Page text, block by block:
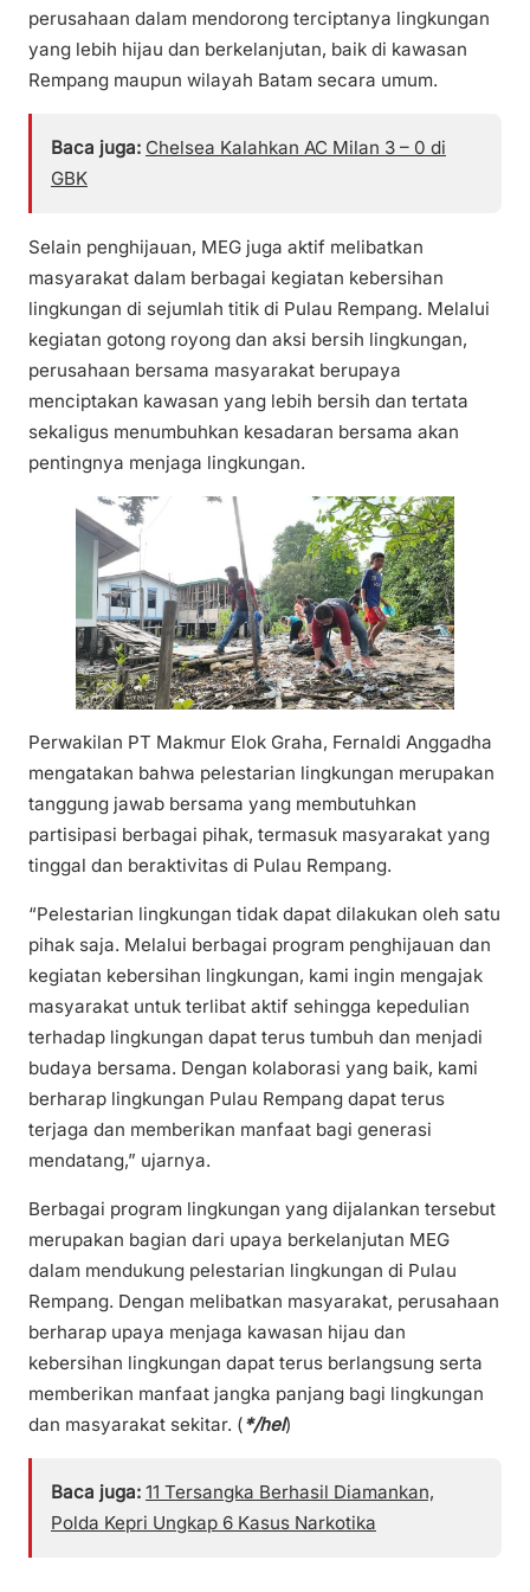
perusahaan dalam mendorong terciptanya lingkungan
yang lebih hijau dan berkelanjutan, baik di kawasan
Rempang maupun wilayah Batam secara umum.
Baca juga: Chelsea Kalahkan AC Milan 3 – 0 di
GBK
Selain penghijauan, MEG juga aktif melibatkan
masyarakat dalam berbagai kegiatan kebersihan
lingkungan di sejumlah titik di Pulau Rempang. Melalui
kegiatan gotong royong dan aksi bersih lingkungan,
perusahaan bersama masyarakat berupaya
menciptakan kawasan yang lebih bersih dan tertata
sekaligus menumbuhkan kesadaran bersama akan
pentingnya menjaga lingkungan.
Perwakilan PT Makmur Elok Graha, Fernaldi Anggadha
mengatakan bahwa pelestarian lingkungan merupakan
tanggung jawab bersama yang membutuhkan
partisipasi berbagai pihak, termasuk masyarakat yang
tinggal dan beraktivitas di Pulau Rempang.
“Pelestarian lingkungan tidak dapat dilakukan oleh satu
pihak saja. Melalui berbagai program penghijauan dan
kegiatan kebersihan lingkungan, kami ingin mengajak
masyarakat untuk terlibat aktif sehingga kepedulian
terhadap lingkungan dapat terus tumbuh dan menjadi
budaya bersama. Dengan kolaborasi yang baik, kami
berharap lingkungan Pulau Rempang dapat terus
terjaga dan memberikan manfaat bagi generasi
mendatang,” ujarnya.
Berbagai program lingkungan yang dijalankan tersebut
merupakan bagian dari upaya berkelanjutan MEG
dalam mendukung pelestarian lingkungan di Pulau
Rempang. Dengan melibatkan masyarakat, perusahaan
berharap upaya menjaga kawasan hijau dan
kebersihan lingkungan dapat terus berlangsung serta
memberikan manfaat jangka panjang bagi lingkungan
dan masyarakat sekitar. (*/hel)
Baca juga: 11 Tersangka Berhasil Diamankan,
Polda Kepri Ungkap 6 Kasus Narkotika